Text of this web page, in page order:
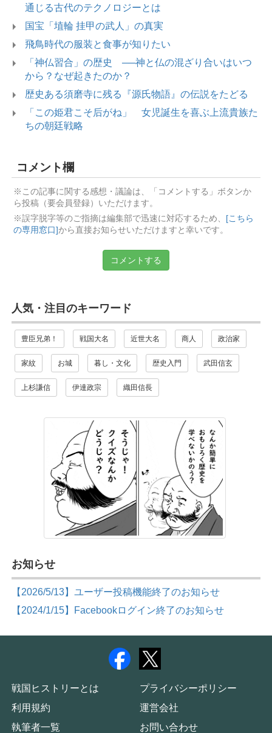
通じる古代のテクノロジーとは
国宝「埴輪 挂甲の武人」の真実
飛鳥時代の服装と食事が知りたい
「神仏習合」の歴史 ──神と仏の混ざり合いはいつ
から？なぜ起きたのか？
歴史ある須磨寺に残る『源氏物語』の伝説をたどる
「この姫君こそ后がね」 女児誕生を喜ぶ上流貴族た
ちの朝廷戦略
コメント欄
※この記事に関する感想・議論は、「コメントする」ボタンか
ら投稿（要会員登録）いただけます。
※誤字脱字等のご指摘は編集部で迅速に対応するため、 [こちら
の専用窓口]から直接お知らせいただけますと幸いです。
コメントする
人気・注目のキーワード
豊臣兄弟！ 戦国大名 近世大名 商人 政治家
家紋 お城 暮し・文化 歴史入門 武田信玄
上杉謙信 伊達政宗 織田信長
お知らせ
【2026/5/13】ユーザー投稿機能終了のお知らせ
【2024/1/15】Facebookログイン終了のお知らせ
戦国ヒストリーとは
プライバシーポリシー
利用規約
運営会社
執筆者一覧
お問い合わせ